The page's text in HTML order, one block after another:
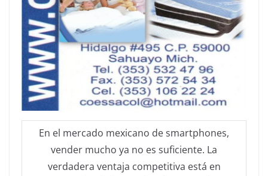
En el mercado mexicano de smartphones,
vender mucho ya no es suficiente. La
verdadera ventaja competitiva está en